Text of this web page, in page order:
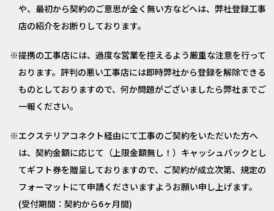
や、最初から契約のご意思が全く無い方などへは、弊社登録工事
店の紹介をお断りしております。
提携の工事店には、過度な営業を控えるよう厳重な注意を行って
おります。評判の悪い工事店には即時弊社から登録を解除できる
ものとしておりますので、何か問題がございましたら弊社までご
一報ください。
エクステリアコネクト経由にて工事のご契約をいただいた方へ
は、契約金額に応じて（上限金額無し！）キャッシュバックとし
てギフト券を贈呈しておりますので、ご契約が成立次第、規定の
フォーマットにて申請くださいますようお願い申し上げます。
(受付期間：契約から6ヶ月間)